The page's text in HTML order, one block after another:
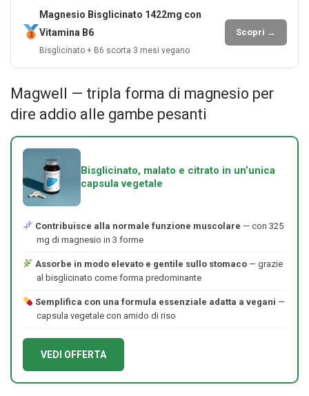
Magnesio Bisglicinato 1422mg con
Vitamina B6
Bisglicinato + B6 scorta 3 mesi vegano
Scopri →
Magwell — tripla forma di magnesio per
dire addio alle gambe pesanti
Bisglicinato, malato e citrato in un’unica
capsula vegetale
Contribuisce alla normale funzione muscolare — con 325
mg di magnesio in 3 forme
Assorbe in modo elevato e gentile sullo stomaco— grazie
al bisglicinato come forma predominante
Semplifica con una formula essenziale adatta a vegani —
capsula vegetale con amido di riso
VEDI OFFERTA